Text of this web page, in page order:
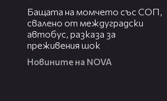
Бащата на момчето със СОП,
свалено от междуградски
автобус, разказа за
преживения шок
Новините на NOVA